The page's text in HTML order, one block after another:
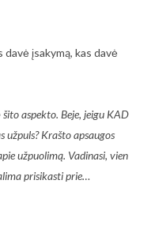
davė įsakymą, kas davė
aspekto. Beje, jeigu KAD
užpuls? Krašto apsaugos
užpuolimą. Vadinasi, vien
prisikasti prie…